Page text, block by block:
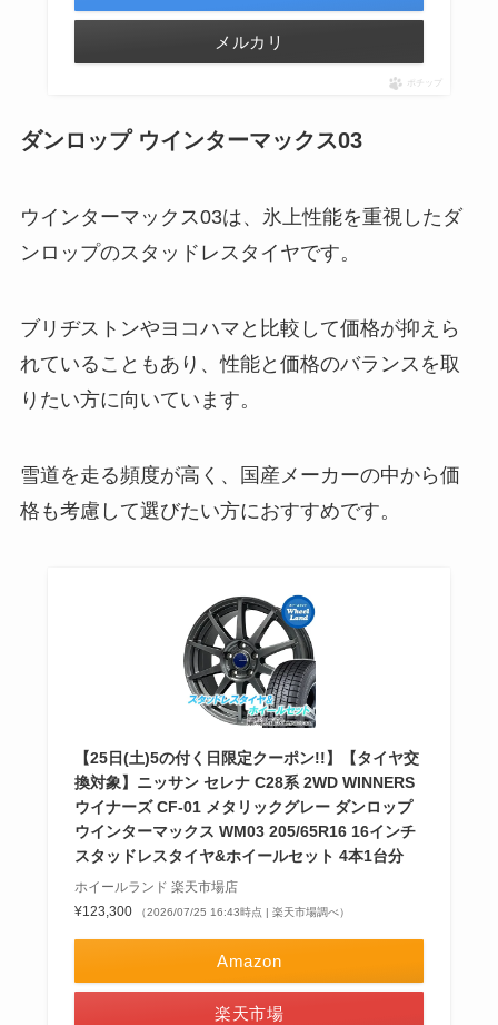
メルカリ
ポチップ
ダンロップ ウインターマックス03
ウインターマックス03は、氷上性能を重視したダ
ンロップのスタッドレスタイヤです。
ブリヂストンやヨコハマと比較して価格が抑えら
れていることもあり、性能と価格のバランスを取
りたい方に向いています。
雪道を走る頻度が高く、国産メーカーの中から価
格も考慮して選びたい方におすすめです。
【25日(土)5の付く日限定クーポン!!】【タイヤ交
換対象】ニッサン セレナ C28系 2WD WINNERS
ウイナーズ CF-01 メタリックグレー ダンロップ
ウインターマックス WM03 205/65R16 16インチ
スタッドレスタイヤ&ホイールセット 4本1台分
ホイールランド 楽天市場店
¥123,300
（2026/07/25 16:43時点 | 楽天市場調べ）
Amazon
楽天市場